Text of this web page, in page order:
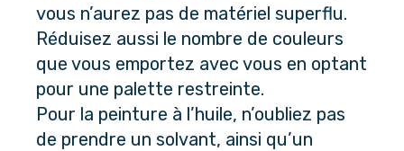
vous n’aurez pas de matériel superflu.
Réduisez aussi le nombre de couleurs
que vous emportez avec vous en optant
pour une palette restreinte.
Pour la peinture à l’huile, n’oubliez pas
de prendre un solvant, ainsi qu’un